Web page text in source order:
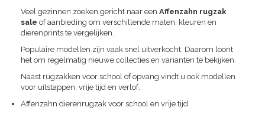
Veel gezinnen zoeken gericht naar een Affenzahn rugzak
sale of aanbieding om verschillende maten, kleuren en
dierenprints te vergelijken.
Populaire modellen zijn vaak snel uitverkocht. Daarom loont
het om regelmatig nieuwe collecties en varianten te bekijken.
Naast rugzakken voor school of opvang vindt u ook modellen
voor uitstappen, vrije tijd en verlof.
Affenzahn dierenrugzak voor school en vrije tijd